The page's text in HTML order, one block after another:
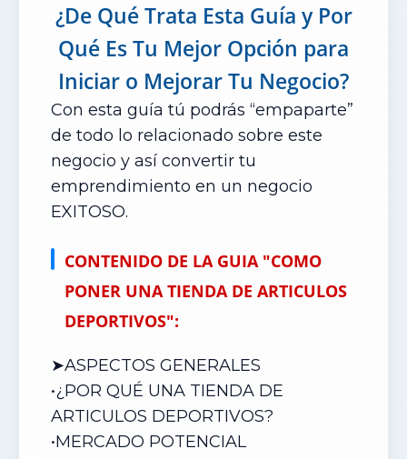
¿De Qué Trata Esta Guía y Por
Qué Es Tu Mejor Opción para
Iniciar o Mejorar Tu Negocio?
Con esta guía tú podrás “empaparte”
de todo lo relacionado sobre este
negocio y así convertir tu
emprendimiento en un negocio
EXITOSO.
CONTENIDO DE LA GUIA "COMO
PONER UNA TIENDA DE ARTICULOS
DEPORTIVOS":
➤ASPECTOS GENERALES
•¿POR QUÉ UNA TIENDA DE
ARTICULOS DEPORTIVOS?
•MERCADO POTENCIAL